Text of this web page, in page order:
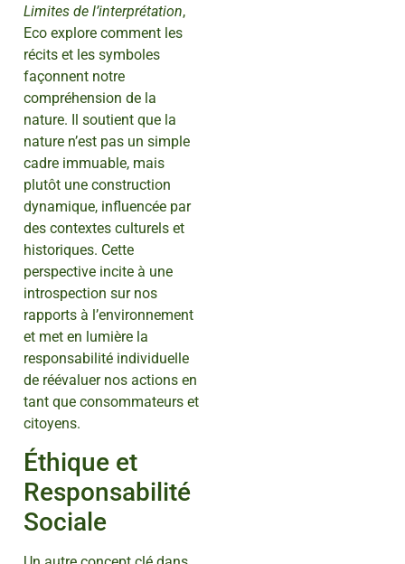
Limites de l’interprétation,
Eco explore comment les
récits et les symboles
façonnent notre
compréhension de la
nature. Il soutient que la
nature n’est pas un simple
cadre immuable, mais
plutôt une construction
dynamique, influencée par
des contextes culturels et
historiques. Cette
perspective incite à une
introspection sur nos
rapports à l’environnement
et met en lumière la
responsabilité individuelle
de réévaluer nos actions en
tant que consommateurs et
citoyens.
Éthique et
Responsabilité
Sociale